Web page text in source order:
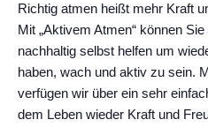
Richtig atmen heißt mehr Kraft
Mit „Aktivem Atmen“ können
nachhaltig selbst helfen um
haben, wach und aktiv zu sein.
verfügen wir über ein sehr
dem Leben wieder Kraft und